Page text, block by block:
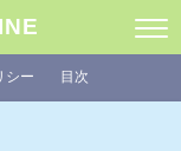
シー 目次